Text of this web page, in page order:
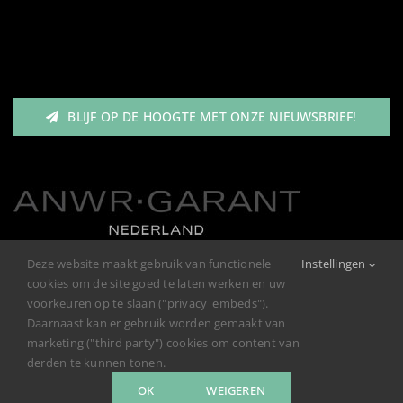
RetournerenBLIJF OP DE HOOGTE MET ONZE NIEUWSBRIEF!
Deze website maakt gebruik van functionele
cookies om de site goed te laten werken en uw
voorkeuren op te slaan ("privacy_embeds").
Daarnaast kan er gebruik worden gemaakt van
marketing ("third party") cookies om content van
derden te kunnen tonen.
Instellingen
OK WEIGEREN